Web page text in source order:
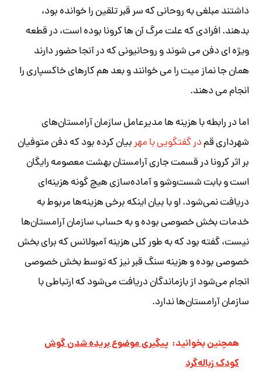
داشتند مبلغی به روحانی که سر قبر تلقین را خوانده بود،
بدهند. افرادی که علت مرگ آن ها کرونا بوده است، در قطعه
ویژه ای دفن می شوند و روحانیونی که در آنجا حضور دارند
همان جا نماز میت را می خوانند و بعد هم کارهای خاکسپاری را
انجام می دهند.
اما در رابطه با هزینه ها مدیرعامل سازمان آرامستان‌های
شهرداری قمدر گفتگویی با مهربیان کرده بود که دفن متوفیان
بر اثر کرونا در قسمت جاری آرامستان بهشت معصومه رایگان
است و بابت شست‌وشو و آماده‌سازی هیچ گونه هزینه‌ای
دریافت نمی‌شود. او با بیان اینکه برخی هزینه‌ها مربوط به
خدمات بخش خصوصی بوده و به حساب سازمان آرامستان‌ها
نیست، گفته بود که به طور کلی هزینه آمبولانس که برای بخش
خصوصی بوده و هزینه سنگ قبر نیز که توسط بخش خصوصی
انجام می‌شود از بازماندگان دریافت می‌شود که ارتباطی با
سازمان آرامستان‌ها ندارد.
همچنین بخوانید: پیگیری موضوع بریده شدن گوش
کودک زباله‌گرد